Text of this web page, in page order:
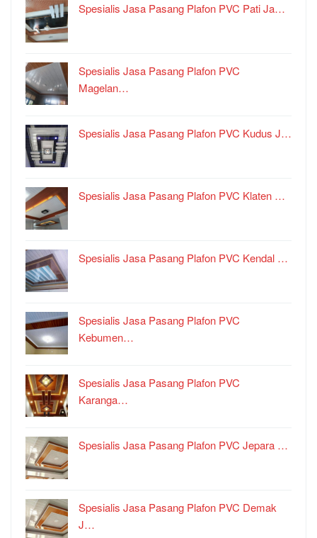
Spesialis Jasa Pasang Plafon PVC Pati Ja…
Spesialis Jasa Pasang Plafon PVC
Magelan…
Spesialis Jasa Pasang Plafon PVC Kudus J…
Spesialis Jasa Pasang Plafon PVC Klaten …
Spesialis Jasa Pasang Plafon PVC Kendal …
Spesialis Jasa Pasang Plafon PVC
Kebumen…
Spesialis Jasa Pasang Plafon PVC
Karanga…
Spesialis Jasa Pasang Plafon PVC Jepara …
Spesialis Jasa Pasang Plafon PVC Demak
J…